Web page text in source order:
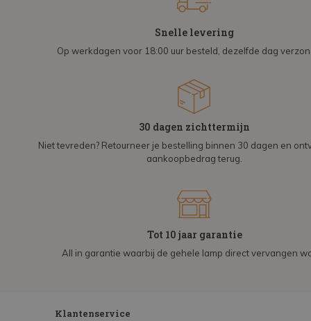
Snelle levering
Op werkdagen voor 18:00 uur besteld, dezelfde dag
30 dagen zichttermijn
Niet tevreden? Retourneer je bestelling binnen 30 dagen en
aankoopbedrag terug.
Tot 10 jaar garantie
All in garantie waarbij de gehele lamp direct vervangen
Klantenservice